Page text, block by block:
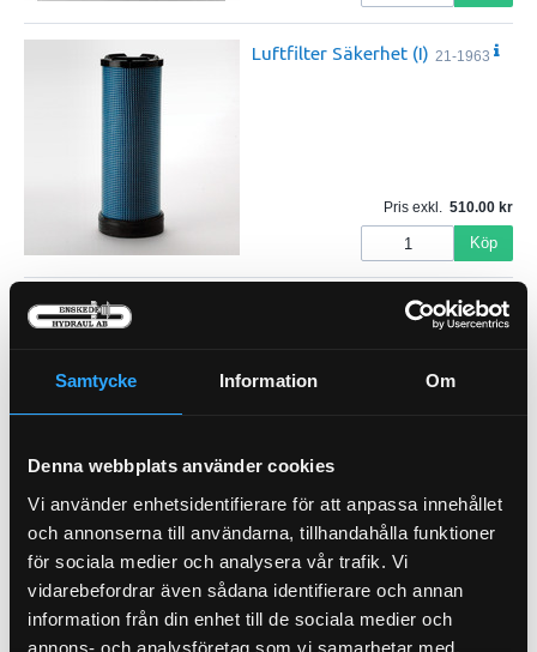
Samtycke Information Om
Denna webbplats använder cookies
Vi använder enhetsidentifierare för att anpassa innehållet
och annonserna till användarna, tillhandahålla funktioner
för sociala medier och analysera vår trafik. Vi
vidarebefordrar även sådana identifierare och annan
information från din enhet till de sociala medier och
annons- och analysföretag som vi samarbetar med.
Luftfilter Säkerhet (I) 21-1963
Pris exkl. 510.00
Köp
Bränslefilter Insats
Pris exkl. 305.00
Andingsfilter
21-8011
Pris exkl. 162.00